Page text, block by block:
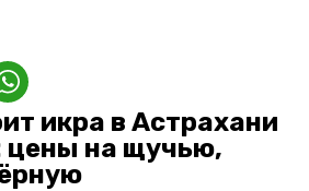
икра в Астрахани
цены на щучью,